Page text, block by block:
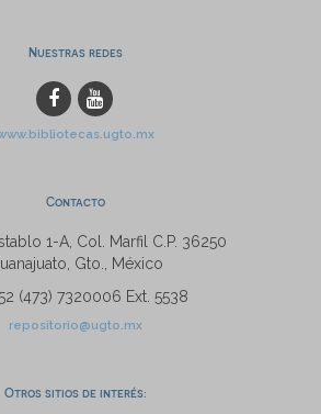
Nuestras redes
Contacto
1-A, Col. Marfil C.P. 36250
Gto., México
(473) 7320006 Ext. 5538
repositorio@ugto.mx
Otros sitios de interés: